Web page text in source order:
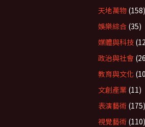
天地萬物 (158)
娛樂綜合 (35)
媒體與科技
政治與社會
教育與文化
文創產業 (11)
表演藝術 (175)
視覺藝術 (110)